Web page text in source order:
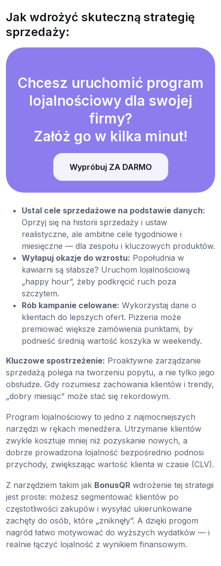
Jak wdrożyć skuteczną strategię
sprzedaży:
Chcesz uruchomić program
lojalnościowy dla swojej
firmy?
Załóż go w kilka minut!
Wypróbuj ZA DARMO
Ustal cele sprzedażowe na podstawie danych:
Oprzyj się na historii sprzedaży i ustaw
realistyczne, ale ambitne cele tygodniowe i
miesięczne — dla zespołu i kluczowych produktów.
Wyłapuj okazje do wzrostu: Popołudnia w
kawiarni są słabsze? Uruchom lojalnościową
„happy hour”, żeby podkręcić ruch poza
szczytem.
Rób kampanie celowane: Wykorzystaj dane o
klientach do lepszych ofert. Pizzeria może
premiować większe zamówienia punktami, by
podnieść średnią wartość koszyka w weekendy.
Kluczowe spostrzeżenie: Proaktywne zarządzanie
sprzedażą polega na tworzeniu popytu, a nie tylko jego
obsłudze. Gdy rozumiesz zachowania klientów i trendy,
„dobry miesiąc” może stać się rekordowym.
Program lojalnościowy to jedno z najmocniejszych
narzędzi w rękach menedżera. Utrzymanie klientów
zwykle kosztuje mniej niż pozyskanie nowych, a
dobrze prowadzona lojalność bezpośrednio podnosi
przychody, zwiększając wartość klienta w czasie (CLV).
Z narzędziem takim jak BonusQR wdrożenie tej strategii
jest proste: możesz segmentować klientów po
częstotliwości zakupów i wysyłać ukierunkowane
zachęty do osób, które „zniknęły”. A dzięki progom
nagród łatwo motywować do wyższych wydatków — i
realnie łączyć lojalność z wynikiem finansowym.